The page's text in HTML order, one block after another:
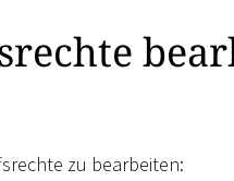
zu bearbeiten: